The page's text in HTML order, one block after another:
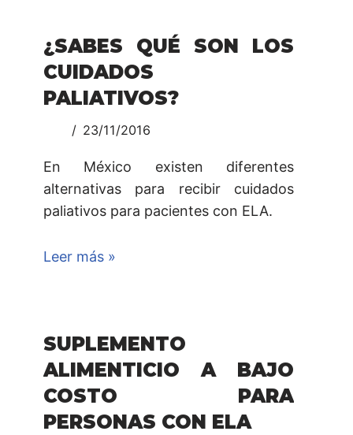
¿SABES QUÉ SON LOS
CUIDADOS
PALIATIVOS?
23/11/2016
En México existen diferentes
alternativas para recibir cuidados
paliativos para pacientes con ELA.
Leer más »
SUPLEMENTO
ALIMENTICIO A BAJO
COSTO PARA
PERSONAS CON ELA